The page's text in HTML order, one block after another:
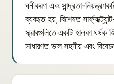
ঘনীকরণ এবং সান্দ্রতা-
ব্যবহৃত হয়, বিশেষত
স্ক্রাবগুলিতে একটি হালকা ঘর্ষক
সাধারণত ভাল সহনীয় এবং